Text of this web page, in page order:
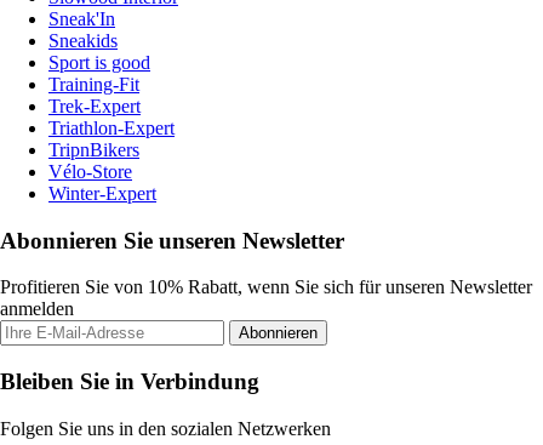
Sneak'In
Sneakids
Sport is good
Training-Fit
Trek-Expert
Triathlon-Expert
TripnBikers
Vélo-Store
Winter-Expert
Abonnieren Sie unseren Newsletter
Profitieren Sie von 10% Rabatt, wenn Sie sich für unseren Newsletter
anmelden
Abonnieren
Bleiben Sie in Verbindung
Folgen Sie uns in den sozialen Netzwerken